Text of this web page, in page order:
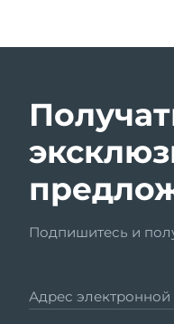
Подпишитесь и
Адрес электронной